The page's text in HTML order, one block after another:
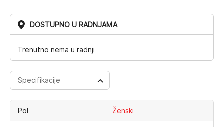
DOSTUPNO U RADNJAMA
Trenutno nema u radnji
Specifikacije
Pol Ženski